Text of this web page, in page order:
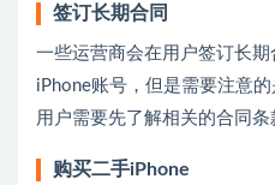
签订长期合同
一些运营商会在用户签订长
iPhone账号，但是需要注意
用户需要先了解相关的合同条
购买二手iPhone